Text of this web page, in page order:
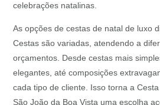
celebrações natalinas.
As opções de cestas de natal de luxo
Cestas são variadas, atendendo a
orçamentos. Desde cestas mais
elegantes, até composições
cada tipo de cliente. Isso torna a
São João da Boa Vista uma escolha